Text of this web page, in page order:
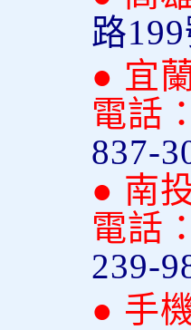
路
● 宜
電話：
837-
● 南
電話：
239-
● 手